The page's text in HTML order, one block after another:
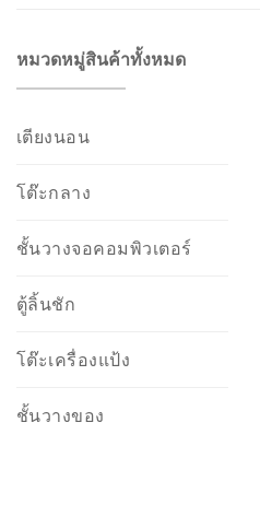
หมวดหมู่สินค้าทั้งหมด
เตียงนอน
โต๊ะกลาง
ชั้นวางจอคอมพิวเตอร์
ตู้ลิ้นชัก
โต๊ะเครื่องแป้ง
ชั้นวางของ